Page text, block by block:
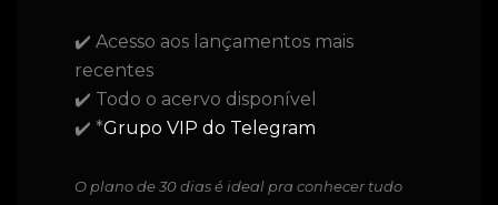
✔️ Acesso aos lançamentos mais
recentes
✔️ Todo o acervo disponível
✔️ *Grupo VIP do Telegram
O plano de 30 dias é ideal pra conhecer tudo